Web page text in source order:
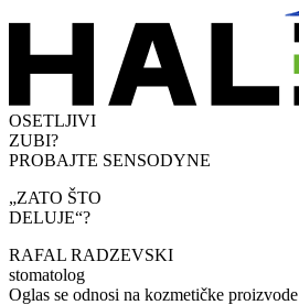
OSETLJIVI
ZUBI?
PROBAJTE SENSODYNE
„ZATO ŠTO
DELUJE“?
RAFAL RADZEVSKI
stomatolog
Oglas se odnosi na kozmetičke proizvode